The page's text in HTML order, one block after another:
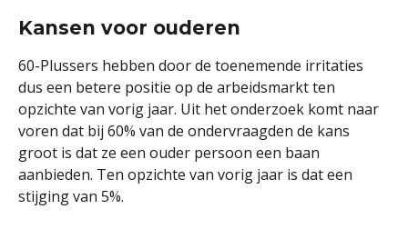
Kansen voor ouderen
60-Plussers hebben door de toenemende irritaties
dus een betere positie op de arbeidsmarkt ten
opzichte van vorig jaar. Uit het onderzoek komt naar
voren dat bij 60% van de ondervraagden de kans
groot is dat ze een ouder persoon een baan
aanbieden. Ten opzichte van vorig jaar is dat een
stijging van 5%.